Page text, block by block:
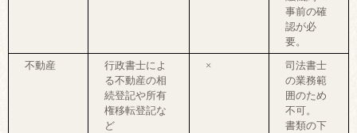
事前の確
認が必
要。
不動産
行政書士によ
る不動産の相
続登記や所有
権移転登記な
ど
×
司法書士
の業務範
囲のため
不可。
書類の下